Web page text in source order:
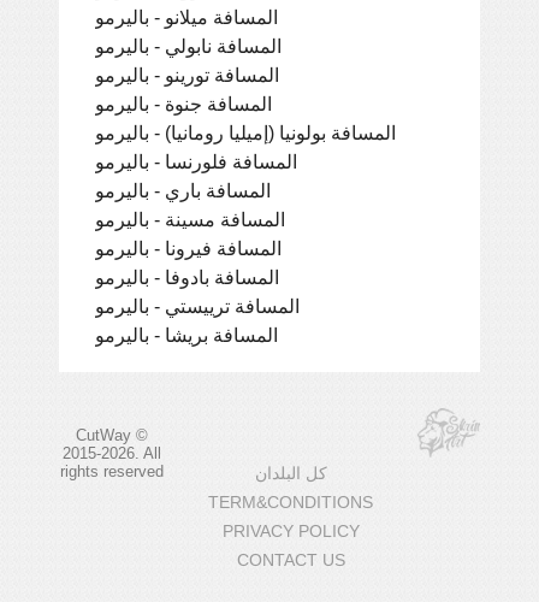
المسافة ميلانو - باليرمو
المسافة نابولي - باليرمو
المسافة تورينو - باليرمو
المسافة جنوة - باليرمو
المسافة بولونيا (إميليا رومانيا) - باليرمو
المسافة فلورنسا - باليرمو
المسافة باري - باليرمو
المسافة مسينة - باليرمو
المسافة فيرونا - باليرمو
المسافة بادوفا - باليرمو
المسافة ترييستي - باليرمو
المسافة بريشا - باليرمو
CutWay ©
2015-2026. All
rights reserved
كل البلدان
TERM&CONDITIONS
PRIVACY POLICY
CONTACT US